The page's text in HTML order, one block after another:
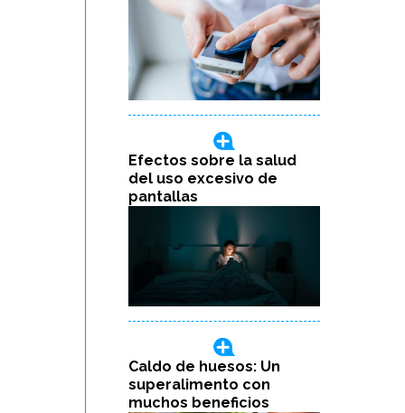
Efectos sobre la salud
del uso excesivo de
pantallas
Caldo de huesos: Un
superalimento con
muchos beneficios